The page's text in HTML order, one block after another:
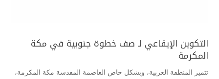
التكوين الإيقاعي لـ صف خطوة جنوبية في مكة
المكرمة
تتميز المنطقة الغربية، وبشكل خاص العاصمة المقدسة مكة المكرمة،